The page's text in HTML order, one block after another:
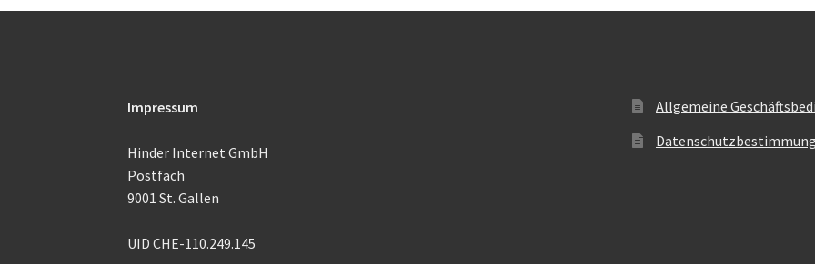
Impressum
Hinder Internet GmbH
Postfach
9001 St. Gallen
UID CHE-110.249.145
Allgemeine